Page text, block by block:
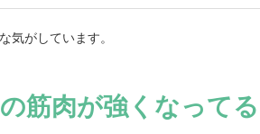
気がしています。
筋肉が強くなって